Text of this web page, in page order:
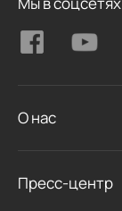
О нас
Пресс-центр